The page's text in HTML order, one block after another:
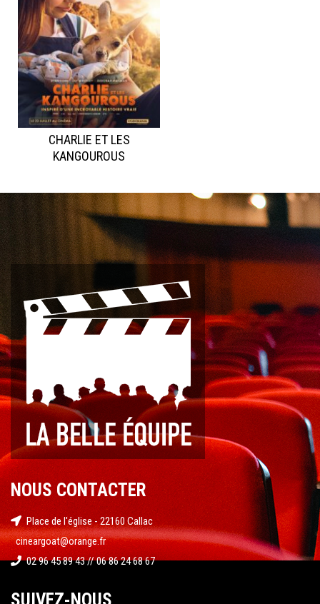
CHARLIE ET LES
KANGOUROUS
NOUS CONTACTER
Place de l'église - 22160 Callac
cineargoat@orange.fr
02 96 45 89 43 // 06 86 24 68 67